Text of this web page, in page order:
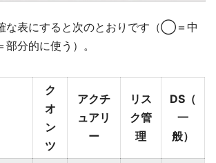
な表にすると次のとおりです（◯＝中
分的に使う）。
ク
オ
ン
ツ
アクチ
ュアリ
ー
リス
ク管
理
DS（
一
般）